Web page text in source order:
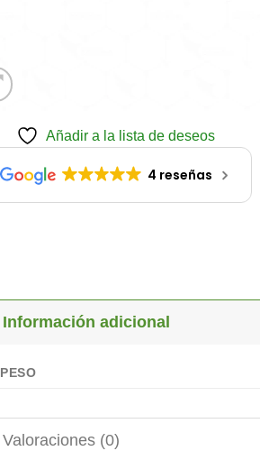
Añadir a la lista de deseos
4 reseñas
Información adicional
PESO
Valoraciones (0)